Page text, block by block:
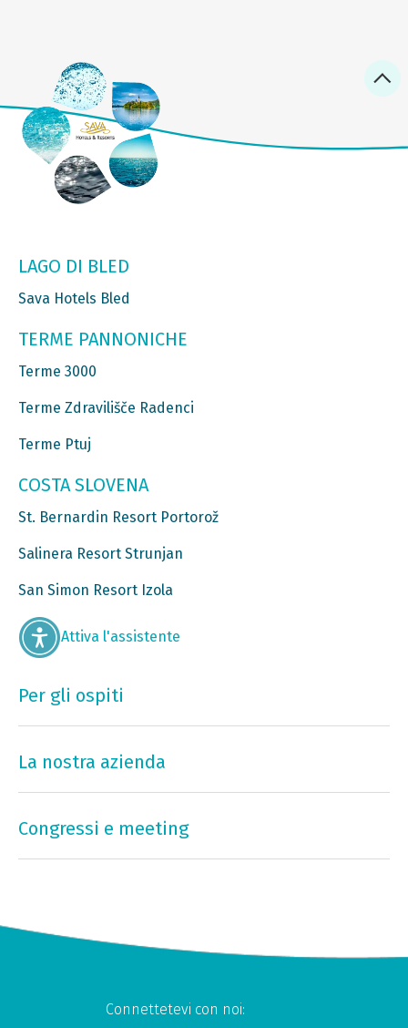
LAGO DI BLED
Sava Hotels Bled
TERME PANNONICHE
Terme 3000
Terme Zdravilišče Radenci
Terme Ptuj
COSTA SLOVENA
St. Bernardin Resort Portorož
Salinera Resort Strunjan
San Simon Resort Izola
Attiva l'assistente
Per gli ospiti
La nostra azienda
Congressi e meeting
Connettetevi con noi: